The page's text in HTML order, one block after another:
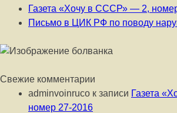
Газета «Хочу в СССР» — 2,
Письмо в ЦИК РФ по поводу
Свежие комментарии
adminvoinruco к записи Газета
номер 27-2016